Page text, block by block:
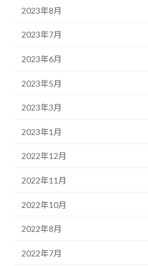
2023年8月
2023年7月
2023年6月
2023年5月
2023年3月
2023年1月
2022年12月
2022年11月
2022年10月
2022年8月
2022年7月